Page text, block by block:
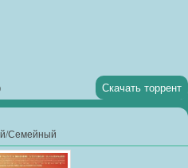
Скачать торрент
Семейный